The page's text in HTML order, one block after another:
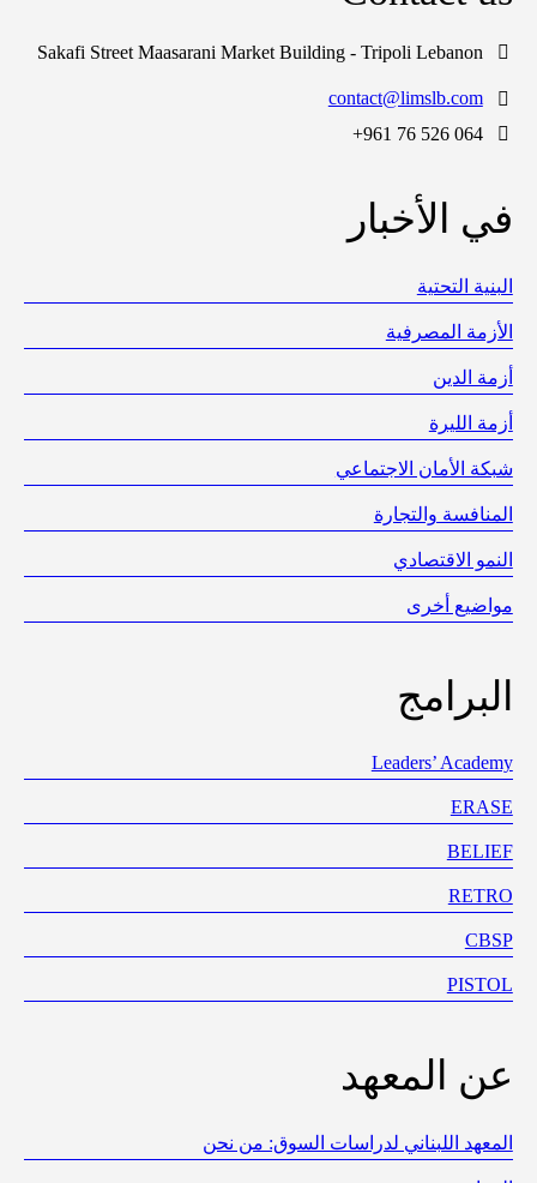
Sakafi Street Maasarani Market Building - Tripoli Lebanon
contact@limslb.com
+961 76 526 064
في الأخبار
البنية التحتية
الأزمة المصرفية
أزمة الدين
أزمة الليرة
شبكة الأمان الاجتماعي
المنافسة والتجارة
النمو الاقتصادي
مواضيع أخرى
البرامج
Leaders’ Academy
ERASE
BELIEF
RETRO
CBSP
PISTOL
عن المعهد
المعهد اللبناني لدراسات السوق: من نحن